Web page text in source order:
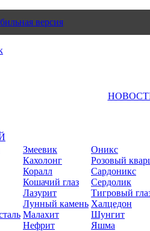
версия
Змеевик
Кахолонг
Коралл
Кошачий глаз
Лазурит
Лунный камень
Малахит
Нефрит
Оникс
Розовый
Сардоникс
Сердолик
Тигровый
Халцедон
Шунгит
Яшма